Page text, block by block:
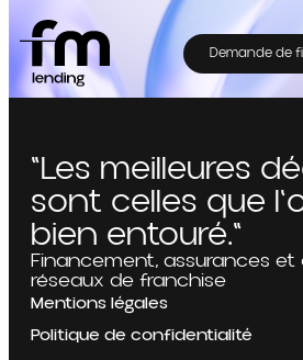
Demande de
"Les meilleures
sont celles que
bien entouré."
Financement, assurances et
réseaux de franchise
Mentions légales
Politique de confidentialité